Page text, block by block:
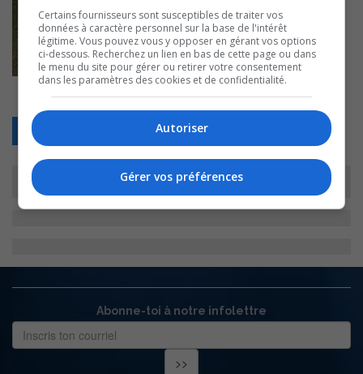
Abonne-toi à notre infolettre
Certains fournisseurs sont susceptibles de traiter vos
données à caractère personnel sur la base de l'intérêt
légitime. Vous pouvez vous y opposer en gérant vos options
ci-dessous. Recherchez un lien en bas de cette page ou dans
le menu du site pour gérer ou retirer votre consentement
dans les paramètres des cookies et de confidentialité.
Autoriser
Gérer vos préférences